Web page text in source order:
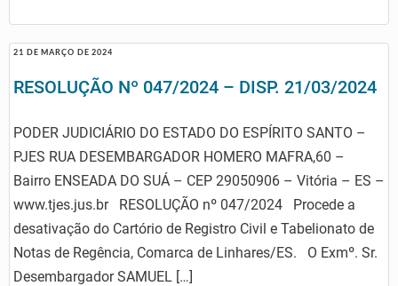
21 DE MARÇO DE 2024
RESOLUÇÃO Nº 047/2024 – DISP. 21/03/2024
PODER JUDICIÁRIO DO ESTADO DO ESPÍRITO SANTO –
PJES RUA DESEMBARGADOR HOMERO MAFRA,60 –
Bairro ENSEADA DO SUÁ – CEP 29050906 – Vitória – ES –
www.tjes.jus.br RESOLUÇÃO nº 047/2024 Procede a
desativação do Cartório de Registro Civil e Tabelionato de
Notas de Regência, Comarca de Linhares/ES. O Exmº. Sr.
Desembargador SAMUEL […]